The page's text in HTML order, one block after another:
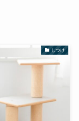
しつけ